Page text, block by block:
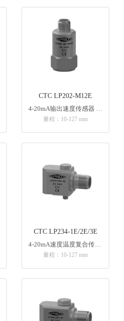
CTC LP202-M12E
4-20mA输出速度传感器 M12连接器
量程：10-127 mm
CTC LP234-1E/2E/3E
4-20mA速度温度复合传感器 侧端出线
量程：10-127 mm